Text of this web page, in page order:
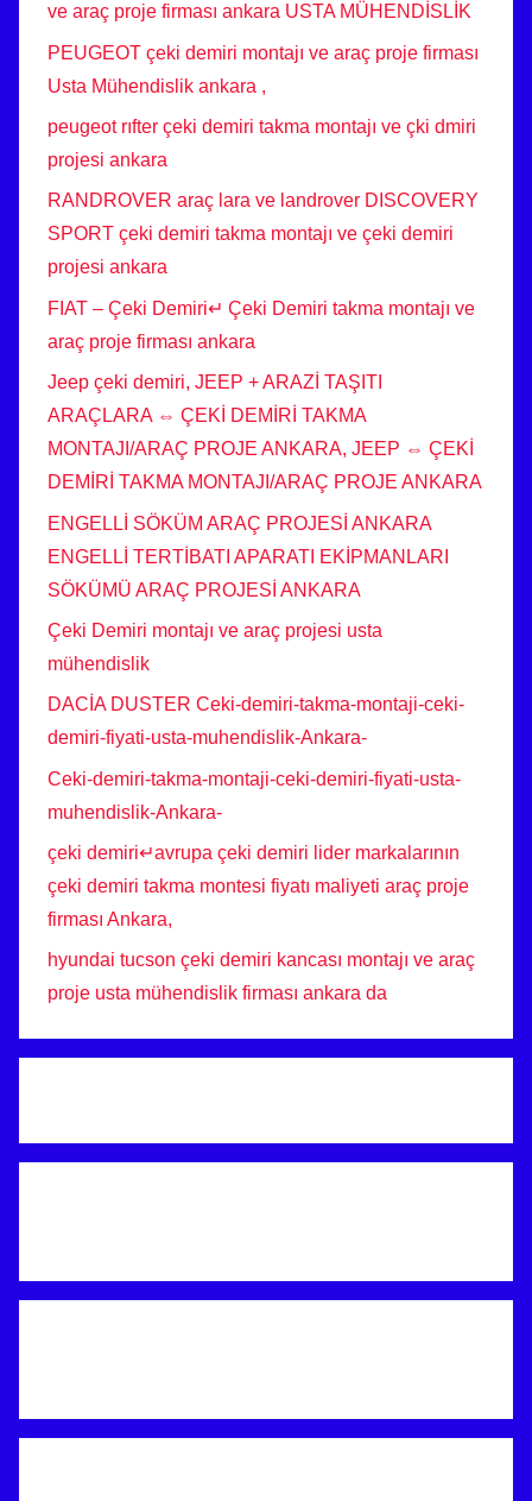
ve araç proje firması ankara USTA MÜHENDİSLİK
PEUGEOT çeki demiri montajı ve araç proje firması
Usta Mühendislik ankara ,
peugeot rıfter çeki demiri takma montajı ve çki dmiri
projesi ankara
RANDROVER araç lara ve landrover DISCOVERY
SPORT çeki demiri takma montajı ve çeki demiri
projesi ankara
FIAT – Çeki Demiri↵ Çeki Demiri takma montajı ve
araç proje firması ankara
Jeep çeki demiri, JEEP + ARAZİ TAŞITI
ARAÇLARA ⇔ ÇEKİ DEMİRİ TAKMA
MONTAJI/ARAÇ PROJE ANKARA, JEEP ⇔ ÇEKİ
DEMİRİ TAKMA MONTAJI/ARAÇ PROJE ANKARA
ENGELLİ SÖKÜM ARAÇ PROJESİ ANKARA
ENGELLİ TERTİBATI APARATI EKİPMANLARI
SÖKÜMÜ ARAÇ PROJESİ ANKARA
Çeki Demiri montajı ve araç projesi usta
mühendislik
DACİA DUSTER Ceki-demiri-takma-montaji-ceki-
demiri-fiyati-usta-muhendislik-Ankara-
Ceki-demiri-takma-montaji-ceki-demiri-fiyati-usta-
muhendislik-Ankara-
çeki demiri↵avrupa çeki demiri lider markalarının
çeki demiri takma montesi fiyatı maliyeti araç proje
firması Ankara,
hyundai tucson çeki demiri kancası montajı ve araç
proje usta mühendislik firması ankara da